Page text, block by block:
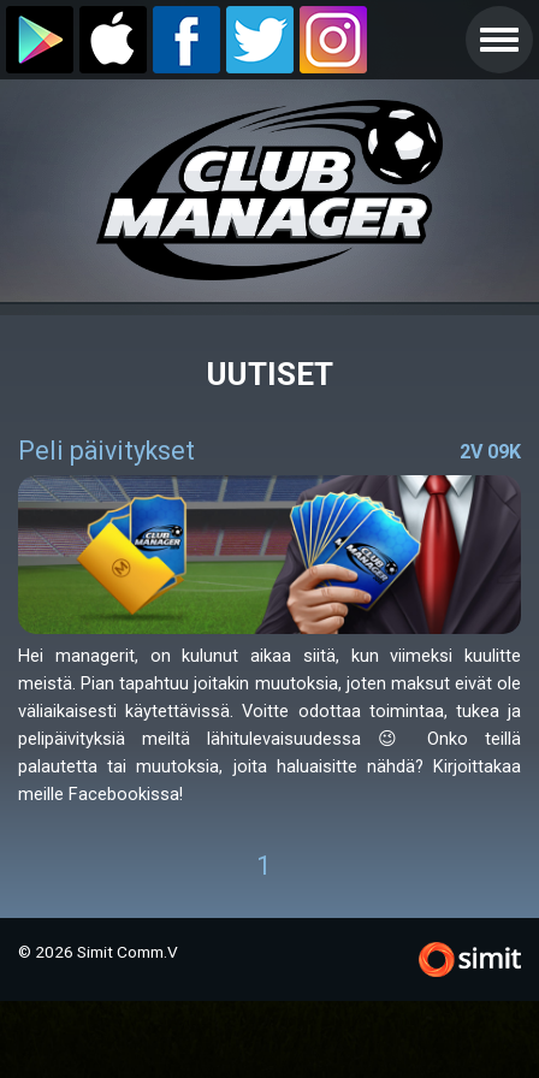
UUTISET
2V 09K
Peli päivitykset
Hei managerit, on kulunut aikaa siitä, kun viimeksi kuulitte
meistä. Pian tapahtuu joitakin muutoksia, joten maksut eivät ole
väliaikaisesti käytettävissä. Voitte odottaa toimintaa, tukea ja
pelipäivityksiä meiltä lähitulevaisuudessa 😉 Onko teillä
palautetta tai muutoksia, joita haluaisitte nähdä? Kirjoittakaa
meille Facebookissa!
1
© 2026 Simit Comm.V